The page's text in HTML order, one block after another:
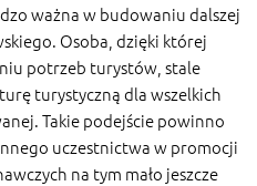
ważna w budowaniu dalszej
Osoba, dzięki której
potrzeb turystów, stale
turystyczną dla wszelkich
Takie podejście powinno
uczestnictwa w promocji
na tym mało jeszcze